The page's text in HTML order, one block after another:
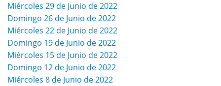
Miércoles 29 de Junio de 2022
Domingo 26 de Junio de 2022
Miércoles 22 de Junio de 2022
Domingo 19 de Junio de 2022
Miércoles 15 de Junio de 2022
Domingo 12 de Junio de 2022
Miércoles 8 de Junio de 2022